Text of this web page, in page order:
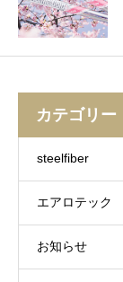
カテゴリー
steelfiber
エアロテック
お知らせ